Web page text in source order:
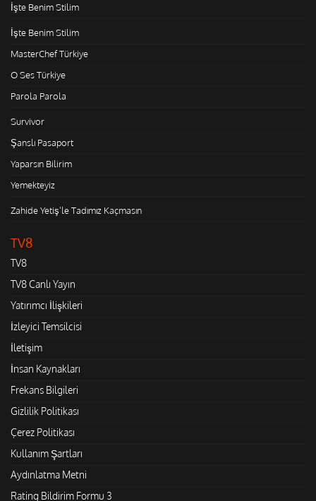
İşte Benim Stilim
İşte Benim Stilim
MasterChef Türkiye
O Ses Türkiye
Parola Parola
Survivor
Şanslı Pasaport
Yaparsın Bilirim
Yemekteyiz
Zahide Yetiş'le Tadımız Kaçmasın
TV8
TV8
TV8 Canlı Yayın
Yatırımcı İlişkileri
İzleyici Temsilcisi
İletişim
İnsan Kaynakları
Frekans Bilgileri
Gizlilik Politikası
Çerez Politikası
Kullanım Şartları
Aydınlatma Metni
Rating Bildirim Formu 3